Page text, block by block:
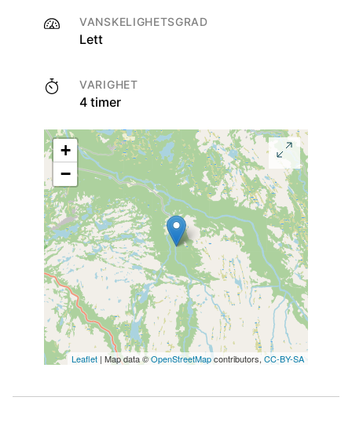
VANSKELIGHETSGRAD
Lett
VARIGHET
4 timer
+
−
Leaflet | Map data ©OpenStreetMapcontributors,CC-BY-SA